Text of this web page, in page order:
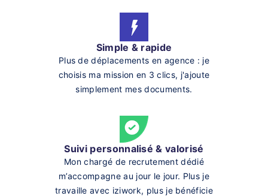
Simple & rapide
Plus de déplacements en agence : je
choisis ma mission en 3 clics, j'ajoute
simplement mes documents.
Suivi personnalisé & valorisé
Mon chargé de recrutement dédié
m’accompagne au jour le jour. Plus je
travaille avec iziwork, plus je bénéficie